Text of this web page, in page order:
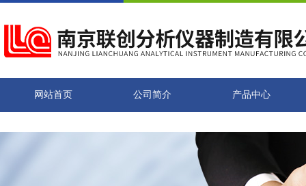
网站首页 公司简介 产品中心